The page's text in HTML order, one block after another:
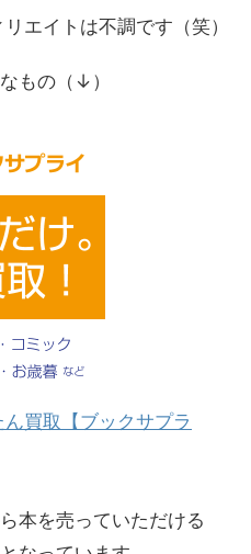
エイトは不調です（笑）
もの（↓）
買取【ブックサプラ
本を売っていただける